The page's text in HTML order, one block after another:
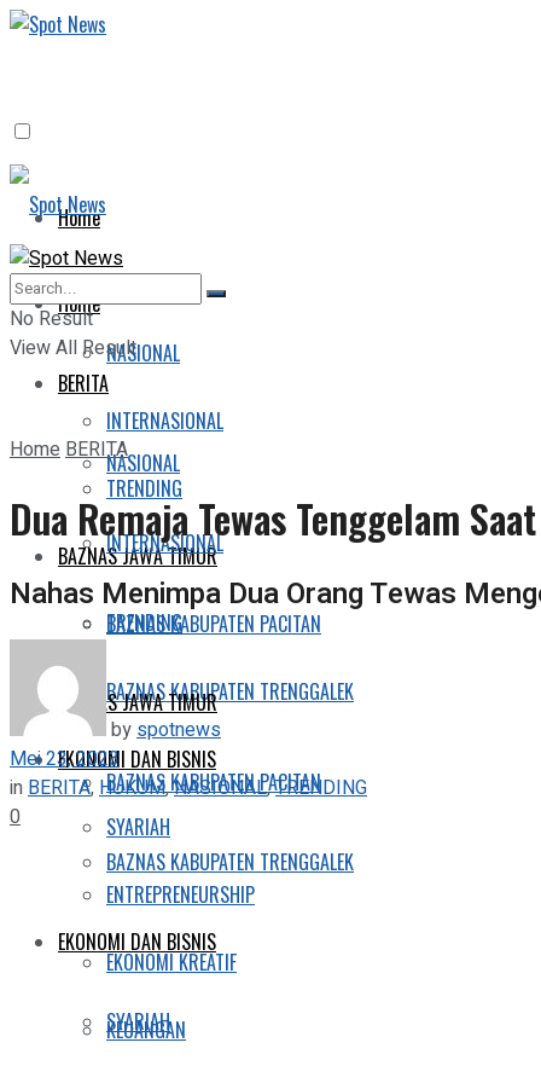
Home
BERITA
NASIONAL
INTERNASIONAL
TRENDING
BAZNAS JAWA TIMUR
BAZNAS KABUPATEN PACITAN
BAZNAS KABUPATEN TRENGGALEK
EKONOMI DAN BISNIS
SYARIAH
ENTREPRENEURSHIP
EKONOMI KREATIF
KEUANGAN
Home
BERITA
NASIONAL
INTERNASIONAL
TRENDING
BAZNAS JAWA TIMUR
BAZNAS KABUPATEN PACITAN
BAZNAS KABUPATEN TRENGGALEK
EKONOMI DAN BISNIS
SYARIAH
No Result
View All Result
HomeBERITA
Dua Remaja Tewas Tenggelam
Nahas Menimpa Dua Orang Tewas
by spotnews
Mei 23, 2023
in BERITA, HUKUM,NASIONAL,TRENDING
0